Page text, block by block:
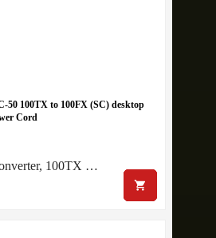
50 100TX to 100FX (SC) desktop
Cord
100TX …